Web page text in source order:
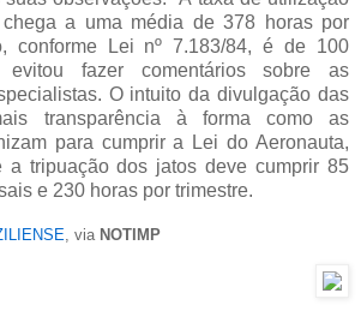
a uma média de 378 horas por
conforme Lei nº 7.183/84, é de 100
fazer comentários sobre as
O intuito da divulgação das
transparência à forma como as
para cumprir a Lei do Aeronauta,
a tripuação dos jatos deve cumprir 85
e 230 horas por trimestre.
, via NOTIMP